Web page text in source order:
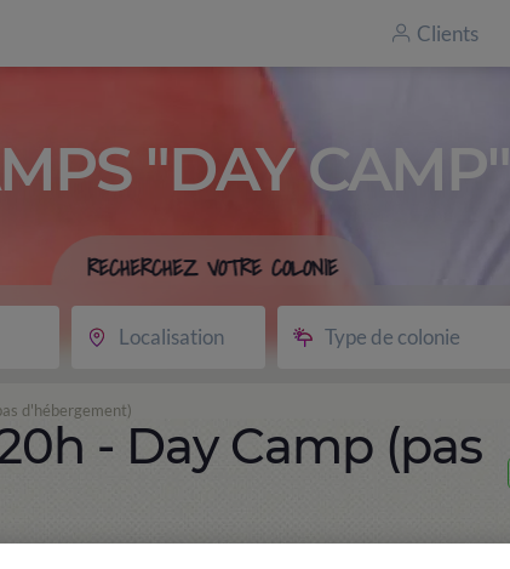
Clients
"DAY CAMP"
RECHERCHEZ VOTRE COLONIE
Localisation Type de colonie
d'hébergement)
- Day Camp (pas